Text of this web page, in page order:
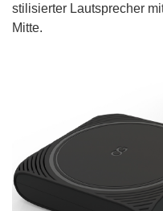
stilisierter Lautsprecher
Mitte.